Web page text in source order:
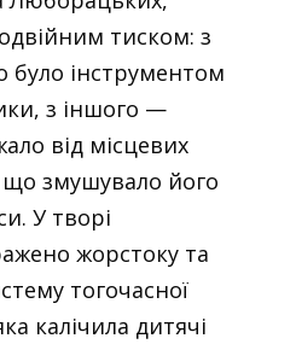
тиском: з
було інструментом
з іншого —
від місцевих
що змушувало його
У творі
жорстоку та
тогочасної
калічила дитячі